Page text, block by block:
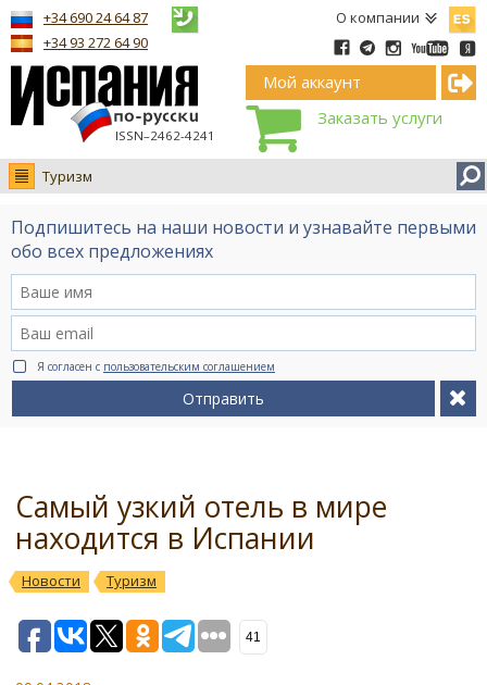
О компании
ISSN–2462-4241
+34 690 24 64 87
+34 93 272 64 90
Мой аккаунт
Заказать услуги
Туризм
Новости
Интервью
Видео Ruso.TV
BCN life
Сервис на немецком
Подпишитесь на наши новости и узнавайте первыми
обо всех предложениях
Я согласен с пользовательским соглашением
Отправить
Самый узкий отель в мире
находится в Испании
Новости Туризм
41